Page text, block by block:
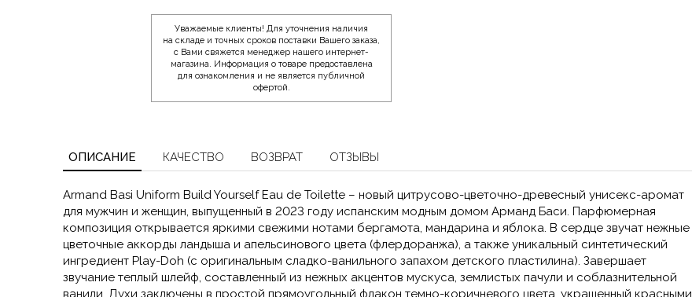
Уважаемые клиенты! Для уточнения наличия
на складе и точных сроков поставки Вашего заказа,
с Вами свяжется менеджер нашего интернет-
магазина. Информация о товаре предоставлена
для ознакомления и не является публичной
офертой.
ОПИСАНИЕ КАЧЕСТВО ВОЗВРАТ ОТЗЫВЫ
Armand Basi Uniform Build Yourself Eau de Toilette – новый цитрусово-цветочно-древесный унисекс-аромат
для мужчин и женщин, выпущенный в 2023 году испанским модным домом Арманд Баси. Парфюмерная
композиция открывается яркими свежими нотами бергамота, мандарина и яблока. В сердце звучат нежные
цветочные аккорды ландыша и апельсинового цвета (флердоранжа), а также уникальный синтетический
ингредиент Play-Doh (с оригинальным сладко-ванильного запахом детского пластилина). Завершает
звучание теплый шлейф, составленный из нежных акцентов мускуса, землистых пачули и соблазнительной
ванили. Духи заключены в простой прямоугольный флакон темно-коричневого цвета, украшенный красными